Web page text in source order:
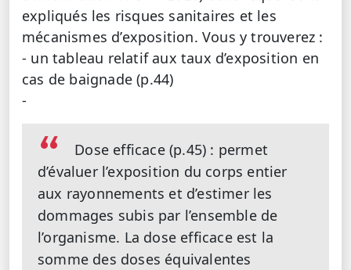
expliqués les risques sanitaires et les
mécanismes d’exposition. Vous y trouverez :
- un tableau relatif aux taux d’exposition en
cas de baignade (p.44)
-
Dose efficace (p.45) : permet
d’évaluer l’exposition du corps entier
aux rayonnements et d’estimer les
dommages subis par l’ensemble de
l’organisme. La dose efficace est la
somme des doses équivalentes